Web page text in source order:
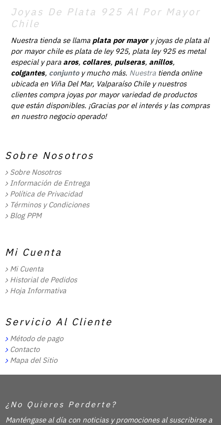
Joyas De Plata 925 Al Por Mayor
Chile
Nuestra tienda se llama plata por mayory joyas de plata al
por mayor chile es plata de ley 925, plata ley 925 es metal
especial y para aros, collares, pulseras, anillos,
colgantes, conjunto y mucho más. Nuestra tienda online
ubicada en Viña Del Mar, Valparaíso Chile y nuestros
clientes compra joyas por mayor variedad de productos
que están disponibles. ¡Gracias por el interés y las compras
en nuestro negocio operado!
Sobre Nosotros
Sobre Nosotros
Información de Entrega
Política de Privacidad
Términos y Condiciones
Blog PPM
Mi Cuenta
Mi Cuenta
Historial de Pedidos
Hoja Informativa
Servicio Al Cliente
Método de pago
Contacto
Mapa del Sitio
¿No Quieres Perderte?
Manténgase al día con noticias y promociones al suscribirse a